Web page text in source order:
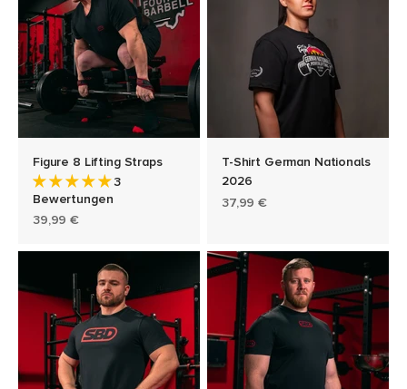
Figure 8 Lifting Straps
3
Bewertungen
Angebot
39,99 €
T-Shirt German Nationals
2026
Angebot
37,99 €